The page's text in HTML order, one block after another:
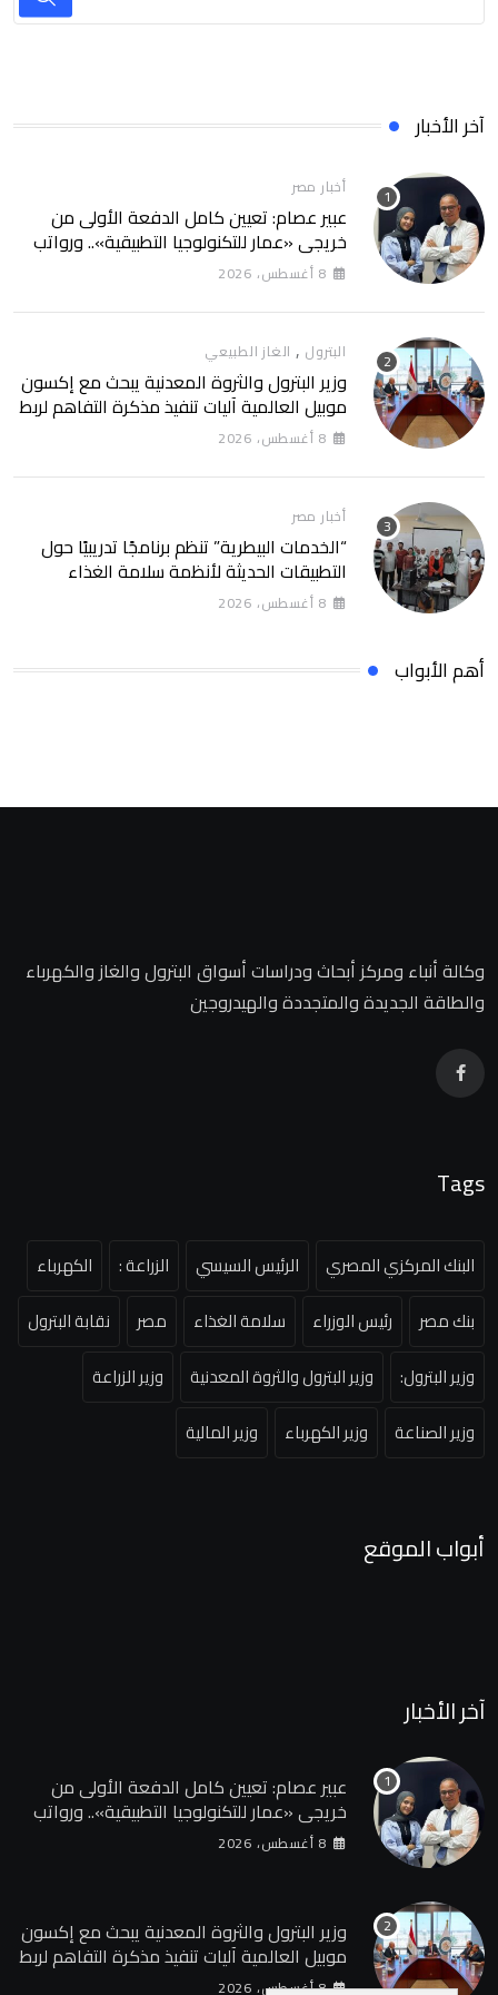
آخر الأخبار
أخبار مصر
عبير عصام: تعيين كامل الدفعة الأولى من
خريجي «عمار للتكنولوجيا التطبيقية».. ورواتب
تصل إلى 13 ألف جنيه
8 أغسطس، 2026
البترول , الغاز الطبيعي
وزير البترول والثروة المعدنية يبحث مع إكسون
موبيل العالمية آليات تنفيذ مذكرة التفاهم لربط
اكتشافات الشركة في قبرص بالبنية التحتية
المصرية
8 أغسطس، 2026
أخبار مصر
“الخدمات البيطرية” تنظم برنامجًا تدريبيًا حول
التطبيقات الحديثة لأنظمة سلامة الغذاء
8 أغسطس، 2026
أهم الأبواب
وكالة أنباء ومركز أبحاث ودراسات أسواق البترول والغاز والكهرباء
والطاقة الجديدة والمتجددة والهيدروجين
Tags
البنك المركزي المصري الرئيس السيسي الزراعة :
الكهرباء
بنك مصر
رئيس الوزراء سلامة الغذاء مصر
نقابة البترول
وزير البترول:
وزير البترول والثروة المعدنية
وزير الزراعة
وزير الصناعة
وزير الكهرباء وزير المالية
أبواب الموقع
آخر الأخبار
عبير عصام: تعيين كامل الدفعة الأولى من
خريجي «عمار للتكنولوجيا التطبيقية».. ورواتب
تصل إلى 13 ألف جنيه
8 أغسطس، 2026
وزير البترول والثروة المعدنية يبحث مع إكسون
موبيل العالمية آليات تنفيذ مذكرة التفاهم لربط
اكتشافات الشركة في قبرص بالبنية التحتية
8 أغسطس، 2026